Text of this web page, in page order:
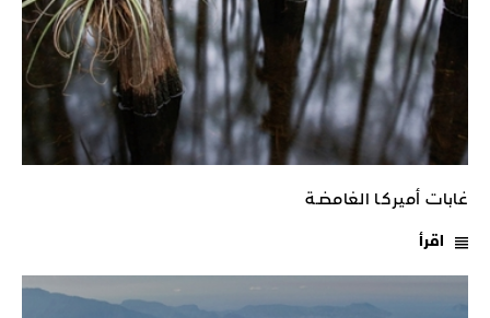
غابات أميركـا الغامضـة
اقرأ